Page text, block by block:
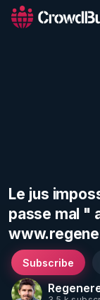
Le jus
passe mal "
Subscribe